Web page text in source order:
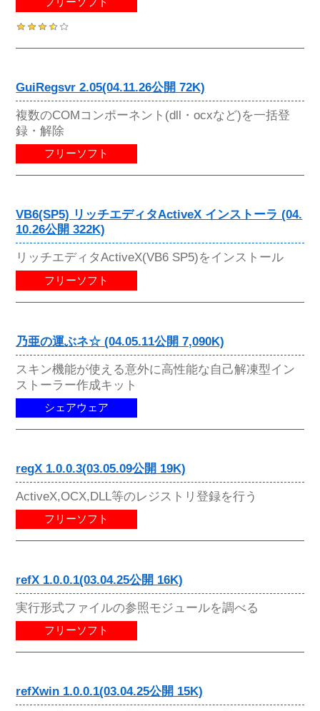
GuiRegsvr 2.05(04.11.26公開 72K)
複数のCOMコンポーネント(dll・ocxなど)を一括登
録・解除
フリーソフト
VB6(SP5) リッチエディタActiveX インストーラ (04.
10.26公開 322K)
リッチエディタActiveX(VB6 SP5)をインストール
フリーソフト
乃亜の運ぶネ☆ (04.05.11公開 7,090K)
スキン機能が使える意外に高性能な自己解凍型イン
ストーラー作成キット
シェアウェア
regX 1.0.0.3(03.05.09公開 19K)
ActiveX,OCX,DLL等のレジストリ登録を行う
フリーソフト
refX 1.0.0.1(03.04.25公開 16K)
実行形式ファイルの参照モジュールを調べる
フリーソフト
refXwin 1.0.0.1(03.04.25公開 15K)